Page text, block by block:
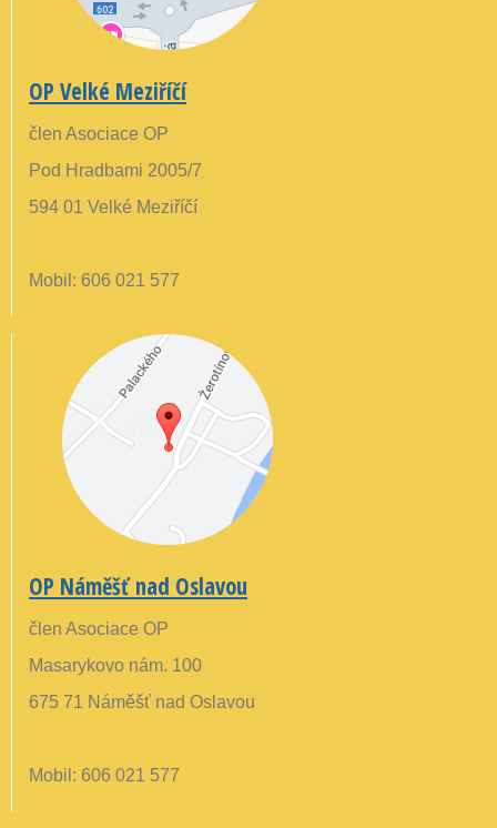
OP Velké Meziříčí
člen Asociace OP
Pod Hradbami 2005/7
594 01 Velké Meziříčí
Mobil: 606 021 577
OP Náměšť nad Oslavou
člen Asociace OP
Masarykovo nám. 100
675 71 Náměšť nad Oslavou
Mobil: 606 021 577